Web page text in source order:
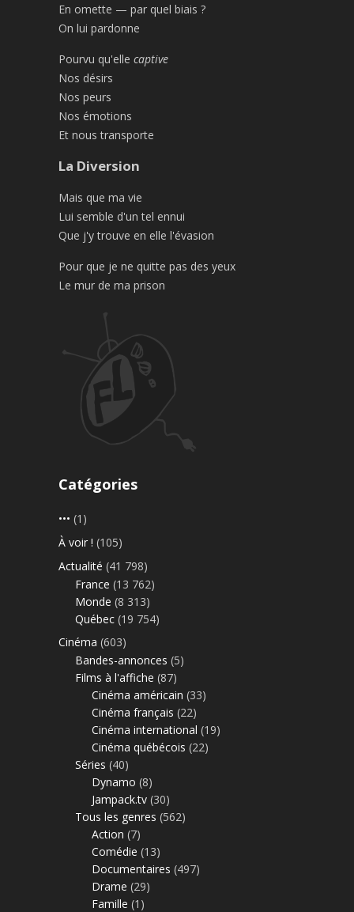
En omette — par quel biais ?
On lui pardonne
Pourvu qu'elle captive
Nos désirs
Nos peurs
Nos émotions
Et nous transporte
La Diversion
Mais que ma vie
Lui semble d'un tel ennui
Que j'y trouve en elle l'évasion
Pour que je ne quitte pas des yeux
Le mur de ma prison
Catégories
••• (1)
À voir ! (105)
Actualité (41 798)
France (13 762)
Monde (8 313)
Québec (19 754)
Cinéma (603)
Bandes-annonces (5)
Films à l'affiche (87)
Cinéma américain (33)
Cinéma français (22)
Cinéma international (19)
Cinéma québécois (22)
Séries (40)
Dynamo (8)
Jampack.tv (30)
Tous les genres (562)
Action (7)
Comédie (13)
Documentaires (497)
Drame (29)
Famille (1)